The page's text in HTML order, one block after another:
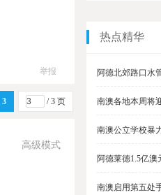
举报
3 / 3 页
高级模式
热点精华
阿德北郊路口水
南澳各地本周将
南澳公立学校暴
阿德莱德1.5亿澳
南澳启用第五处